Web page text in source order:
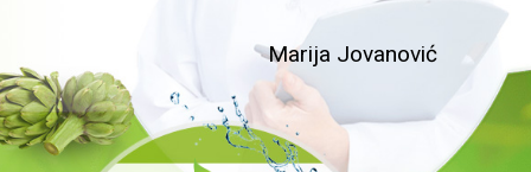
Marija Jovanović